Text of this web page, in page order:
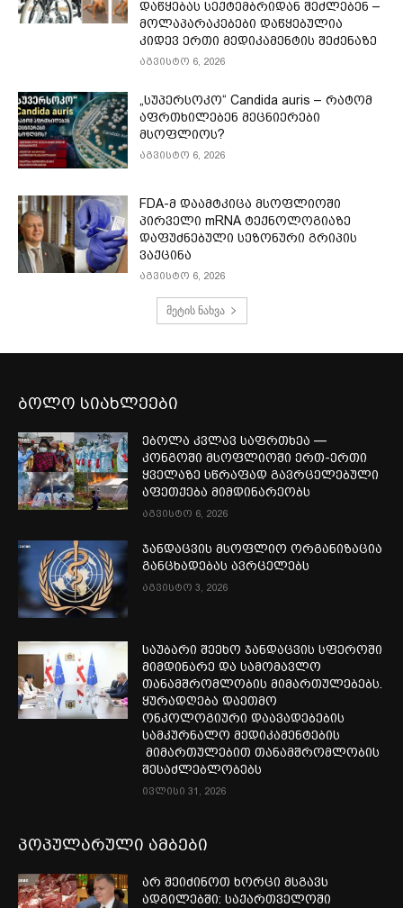
დაწყებას სექტემბრიდან შეძლებენ –
მოლაპარაკებები დაწყებულია
კიდევ ერთი მედიკამენტის შეძენაზე
აგვისტო 6, 2026
„სუპერსოკო“ Candida auris – რატომ
აფრთხილებენ მეცნიერები
მსოფლიოს?
აგვისტო 6, 2026
FDA-მ დაამტკიცა მსოფლიოში
პირველი mRNA ტექნოლოგიაზე
დაფუძნებული სეზონური გრიპის
ვაქცინა
აგვისტო 6, 2026
მეტის ნახვა
ბოლო სიახლეები
ებოლა კვლავ საფრთხეა —
კონგოში მსოფლიოში ერთ-ერთი
ყველაზე სწრაფად გავრცელებული
აფეთქება მიმდინარეობს
აგვისტო 6, 2026
ჯანდაცვის მსოფლიო ორგანიზაცია
განცხადებას ავრცელებს
აგვისტო 3, 2026
საუბარი შეეხო ჯანდაცვის სფეროში
მიმდინარე და სამომავლო
თანამშრომლობის მიმართულებებს.
ყურადღება დაეთმო
ონკოლოგიური დაავადებების
სამკურნალო მედიკამენტების
მიმართულებით თანამშრომლობის
შესაძლებლობებს
ივლისი 31, 2026
პოპულარული ამბები
არ შეიძინოთ ხორცი მსგავს
ადგილებში: საქართველოში